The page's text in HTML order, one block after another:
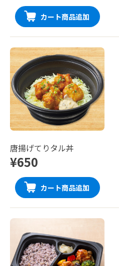
カート商品追加
唐揚げてりタル丼
¥650
カート商品追加